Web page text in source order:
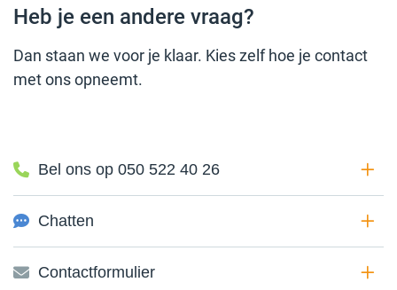
Heb je een andere vraag?
Dan staan we voor je klaar. Kies zelf hoe je contact
met ons opneemt.
Bel ons op 050 522 40 26
Chatten
Contactformulier